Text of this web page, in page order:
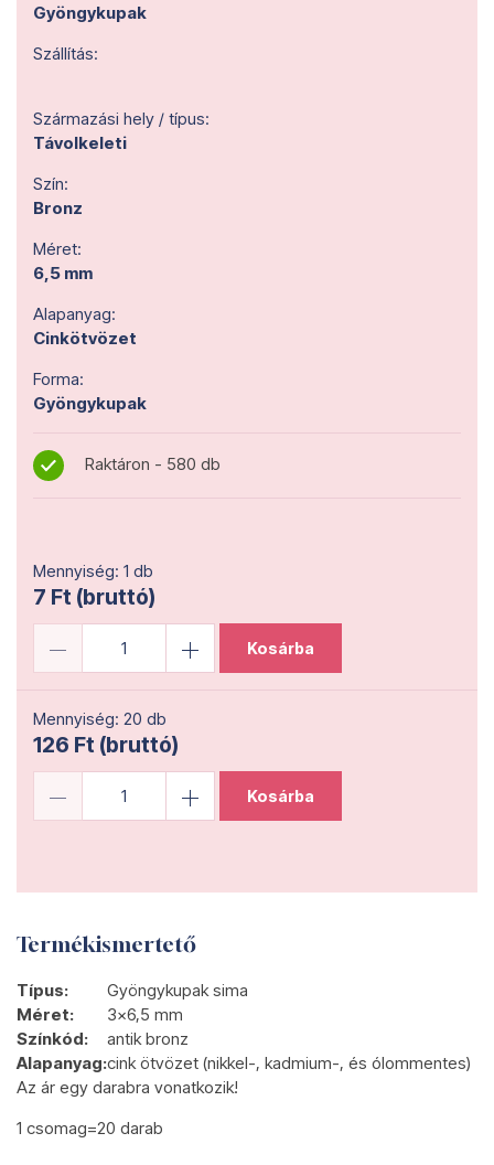
Gyöngykupak
Szállítás:
Származási hely / típus:
Távolkeleti
Szín:
Bronz
Méret:
6,5 mm
Alapanyag:
Cinkötvözet
Forma:
Gyöngykupak
Raktáron - 580 db
Mennyiség: 1 db
7 Ft (bruttó)
Kosárba
Mennyiség: 20 db
126 Ft (bruttó)
Kosárba
Termékismertető
Típus:
Gyöngykupak sima
Méret:
3x6,5 mm
Színkód:
antik bronz
Alapanyag:cink ötvözet (nikkel-, kadmium-, és ólommentes)
Az ár egy darabra vonatkozik!
1 csomag=20 darab